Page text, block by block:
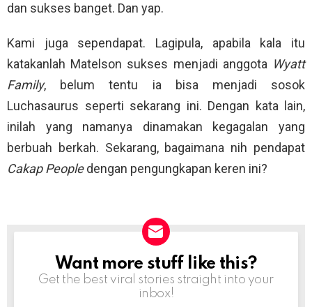
dan sukses banget. Dan yap.
Kami juga sependapat. Lagipula, apabila kala itu
katakanlah Matelson sukses menjadi anggota Wyatt
Family, belum tentu ia bisa menjadi sosok
Luchasaurus seperti sekarang ini. Dengan kata lain,
inilah yang namanya dinamakan kegagalan yang
berbuah berkah. Sekarang, bagaimana nih pendapat
Cakap Peopledengan pengungkapan keren ini?
NEWSLETTER
Want more stuff like this?
Get the best viral stories straight into your
inbox!